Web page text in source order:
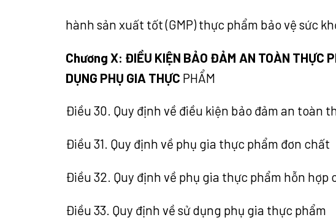
hành sản xuất tốt (GMP) thực phẩm bảo vệ sức
Chương X: ĐIỀU KIỆN BẢO ĐẢM AN TOÀN THỰC
DỤNG PHỤ GIA THỰC PHẨM
Điều 30. Quy định về điều kiện bảo đảm an toàn
Điều 31. Quy định về phụ gia thực phẩm đơn chất
Điều 32. Quy định về phụ gia thực phẩm hỗn hợp
Điều 33. Quy định về sử dụng phụ gia thực phẩm